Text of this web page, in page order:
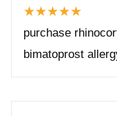
purchase
bimatoprost